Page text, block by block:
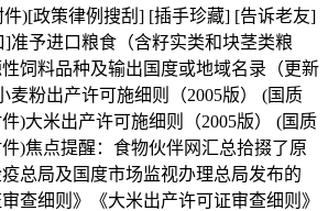
件)[政策律例搜刮] [插手珍藏] [告诉老友]
准予进口粮食（含籽实类和块茎类粮
饲料品种及输出国度或地域名录（更新
麦粉出产许可施细则（2005版） (国质
)大米出产许可施细则（2005版） (国质
)焦点提醒：食物伙伴网汇总拾掇了原
总局及国度市场监视办理总局发布的
查细则》《大米出产许可证审查细则》